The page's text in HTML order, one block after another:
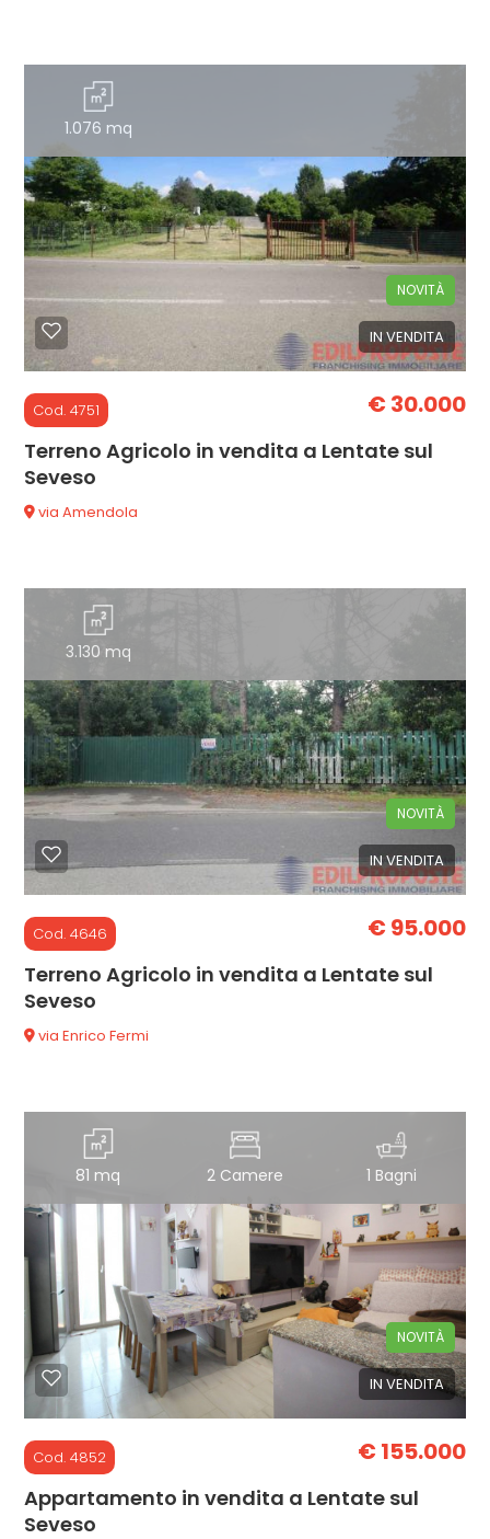
1.076 mq
IN VENDITA
NOVITÀ
Cod. 4751 € 30.000
Terreno Agricolo in vendita a Lentate sul
Seveso
via Amendola
3.130 mq
IN VENDITA
NOVITÀ
Cod. 4646 € 95.000
Terreno Agricolo in vendita a Lentate sul
Seveso
via Enrico Fermi
81 mq 2 Camere 1 Bagni
IN VENDITA
NOVITÀ
Cod. 4852 € 155.000
Appartamento in vendita a Lentate sul
Seveso